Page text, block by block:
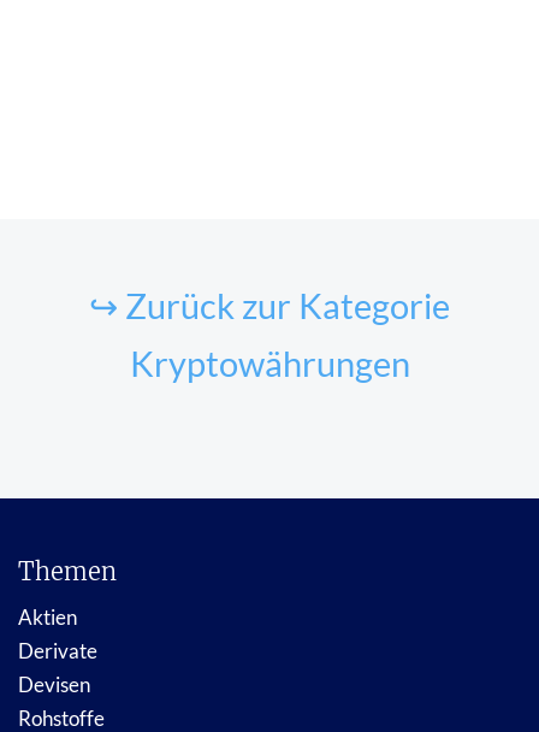
↪ Zurück zur Kategorie
Kryptowährungen
Themen
Aktien
Derivate
Devisen
Rohstoffe